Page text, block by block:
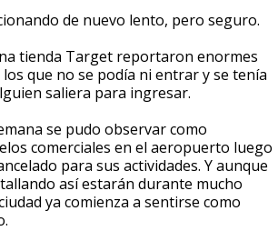
de nuevo lento, pero seguro.
tienda Target reportaron enormes
los que no se podía ni entrar y se tenía
saliera para ingresar.
se pudo observar como
comerciales en el aeropuerto luego
para sus actividades. Y aunque
así estarán durante mucho
ya comienza a sentirse como